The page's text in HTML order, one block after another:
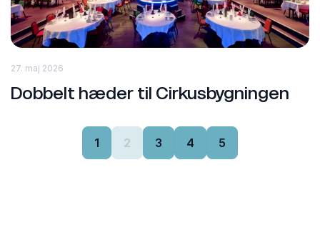
27. maj 2026
Dobbelt hæder til Cirkusbygningen
1 2 3 4 5